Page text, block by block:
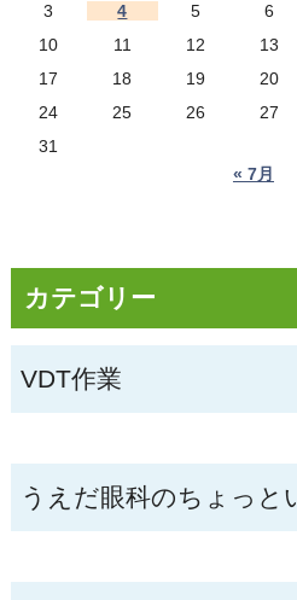
3 4 5 6
10
11 12 13
17
18 19 20
24
25 26 27
31
« 7月
カテゴリー
VDT作業
うえだ眼科のちょっと